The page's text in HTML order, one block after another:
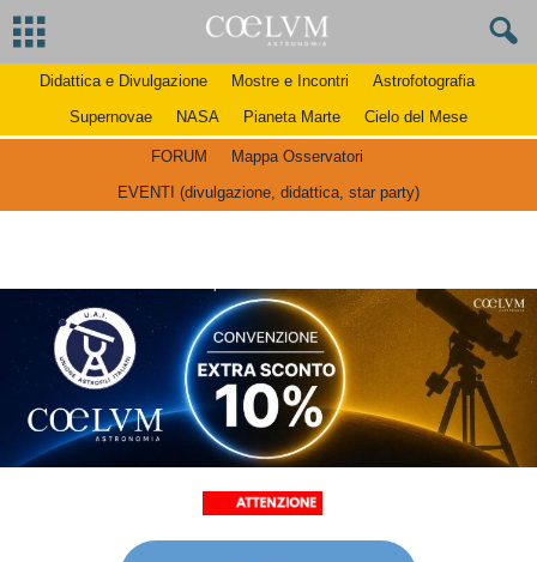
Didattica e Divulgazione Mostre e Incontri
Astrofotografia
Supernovae
NASA Pianeta Marte Cielo del Mese
FORUM
Mappa Osservatori
EVENTI (divulgazione, didattica, star party)